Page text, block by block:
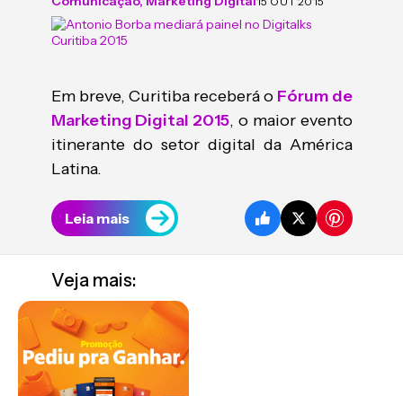
Em breve, Curitiba receberá o Fórum de
Marketing Digital 2015, o maior evento
itinerante do setor digital da América
Latina.
Leia mais
Veja mais: